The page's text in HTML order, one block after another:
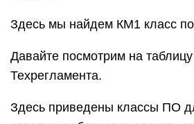
Здесь мы найдем КМ1 класс
Давайте посмотрим на
Техрегламента.
Здесь приведены классы ПО